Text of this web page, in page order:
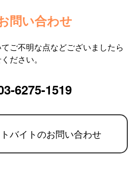
問い合わせ
ご不明な点などございましたら
ださい。
6275-1519
バイトのお問い合わせ